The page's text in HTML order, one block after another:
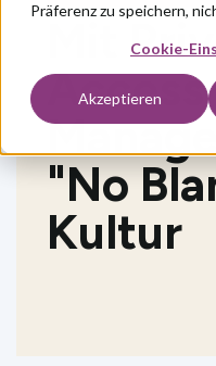
Präferenz zu speichern,
Cookie-
Akzeptieren
Access
"No
Kultur